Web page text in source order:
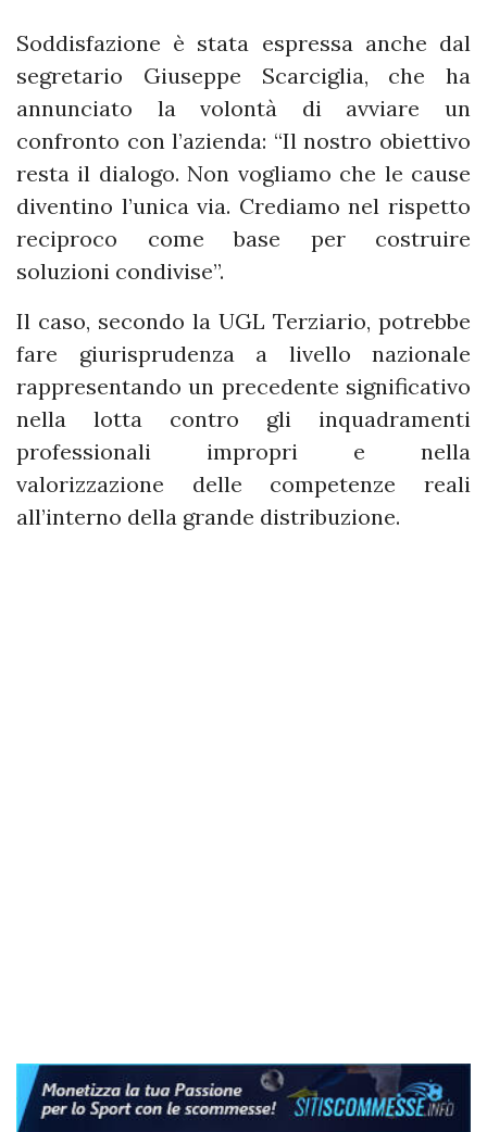
Soddisfazione è stata espressa anche dal
segretario Giuseppe Scarciglia, che ha
annunciato la volontà di avviare un
confronto con l’azienda: “Il nostro obiettivo
resta il dialogo. Non vogliamo che le cause
diventino l’unica via. Crediamo nel rispetto
reciproco come base per costruire
soluzioni condivise”.
Il caso, secondo la UGL Terziario, potrebbe
fare giurisprudenza a livello nazionale
rappresentando un precedente significativo
nella lotta contro gli inquadramenti
professionali impropri e nella
valorizzazione delle competenze reali
all’interno della grande distribuzione.